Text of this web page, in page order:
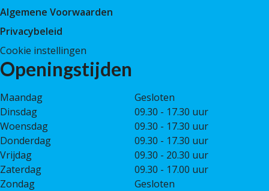
Algemene Voorwaarden
Privacybeleid
Cookie instellingen
Openingstijden
Maandag
Gesloten
Dinsdag
09.30 - 17.30 uur
Woensdag
09.30 - 17.30 uur
Donderdag
09.30 - 17.30 uur
Vrijdag
09.30 - 20.30 uur
Zaterdag
09.30 - 17.00 uur
Zondag
Gesloten